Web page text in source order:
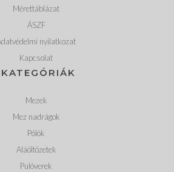
Mérettáblázat
ÁSZF
nyilatkozat
Kapcsolat
KATEGÓRIÁK
Mezek
Mez nadrágok
Pólók
Aláöltözetek
Pulóverek